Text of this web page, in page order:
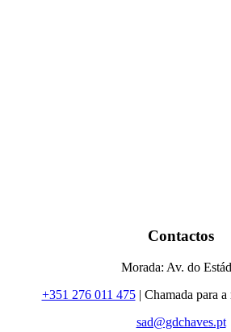
Contactos
Morada: Av. do
+351 276 011 475| Chamada para
sad@gdchaves.pt